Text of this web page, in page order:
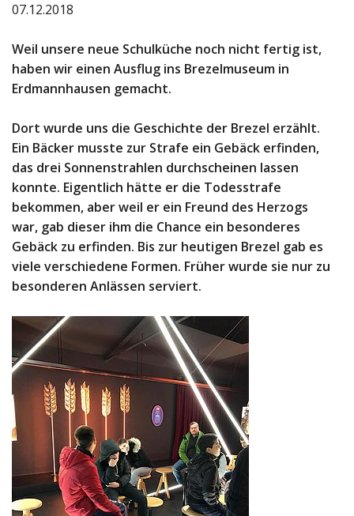
07.12.2018
Weil unsere neue Schulküche noch nicht fertig ist,
haben wir einen Ausflug ins Brezelmuseum in
Erdmannhausen gemacht.
Dort wurde uns die Geschichte der Brezel erzählt.
Ein Bäcker musste zur Strafe ein Gebäck erfinden,
das drei Sonnenstrahlen durchscheinen lassen
konnte. Eigentlich hätte er die Todesstrafe
bekommen, aber weil er ein Freund des Herzogs
war, gab dieser ihm die Chance ein besonderes
Gebäck zu erfinden. Bis zur heutigen Brezel gab es
viele verschiedene Formen. Früher wurde sie nur zu
besonderen Anlässen serviert.